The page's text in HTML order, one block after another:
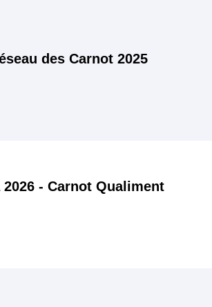
des Carnot 2025
- Carnot Qualiment